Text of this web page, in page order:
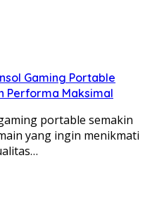
Gaming Portable
Performa Maksimal
portable semakin
yang ingin menikmati